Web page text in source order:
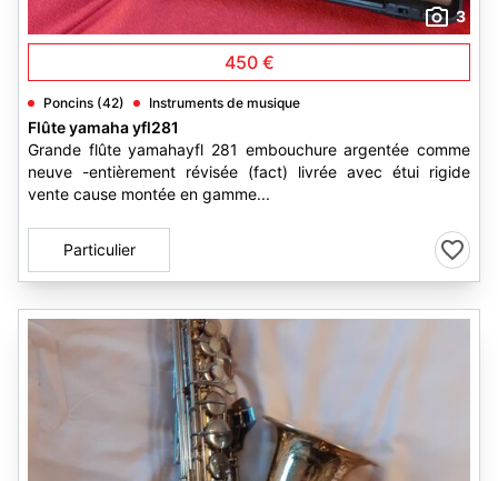
3
450 €
Poncins (42) Instruments de musique
Flûte yamaha yfl281
Grande flûte yamahayfl 281 embouchure argentée comme
neuve -entièrement révisée (fact) livrée avec étui rigide
vente cause montée en gamme...
Particulier